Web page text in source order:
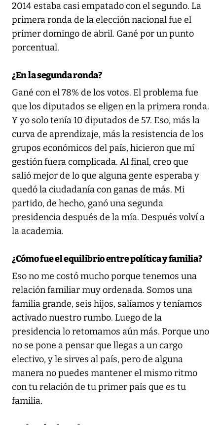
2014 estaba casi empatado con el segundo. La
primera ronda de la elección nacional fue el
primer domingo de abril. Gané por un punto
porcentual.
¿En la segunda ronda?
Gané con el 78% de los votos. El problema fue
que los diputados se eligen en la primera ronda.
Y yo solo tenía 10 diputados de 57. Eso, más la
curva de aprendizaje, más la resistencia de los
grupos económicos del país, hicieron que mí
gestión fuera complicada. Al final, creo que
salió mejor de lo que alguna gente esperaba y
quedó la ciudadanía con ganas de más. Mi
partido, de hecho, ganó una segunda
presidencia después de la mía. Después volví a
la academia.
¿Cómo fue el equilibrio entre política y familia?
Eso no me costó mucho porque tenemos una
relación familiar muy ordenada. Somos una
familia grande, seis hijos, salíamos y teníamos
activado nuestro rumbo. Luego de la
presidencia lo retomamos aún más. Porque uno
no se pone a pensar que llegas a un cargo
electivo, y le sirves al país, pero de alguna
manera no puedes mantener el mismo ritmo
con tu relación de tu primer país que es tu
familia.